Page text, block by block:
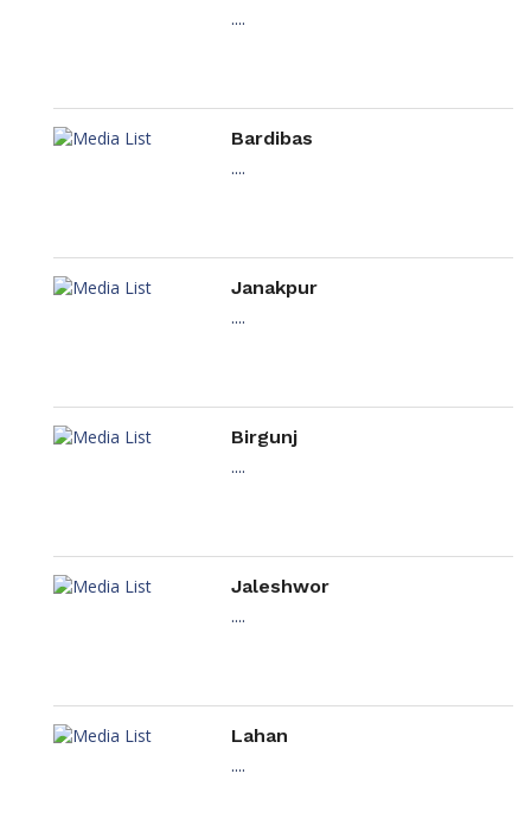
....
Bardibas
....
Janakpur
....
Birgunj
....
Jaleshwor
....
Lahan
....